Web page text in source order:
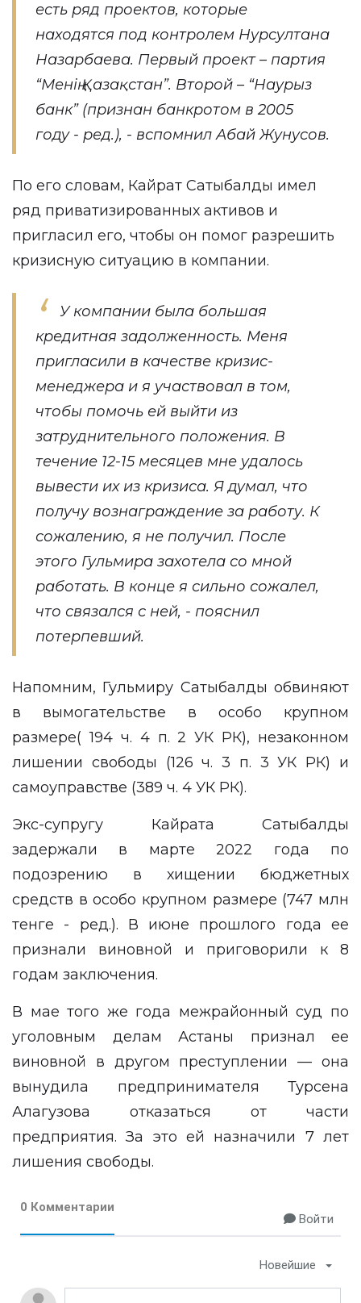
есть ряд проектов, которые
находятся под контролем Нурсултана
Назарбаева. Первый проект – партия
“Менің Қазақстан”. Второй – “Наурыз
банк” (признан банкротом в 2005
году - ред.), - вспомнил Абай Жунусов.
По его словам, Кайрат Сатыбалды имел
ряд приватизированных активов и
пригласил его, чтобы он помог разрешить
кризисную ситуацию в компании.
У компании была большая
кредитная задолженность. Меня
пригласили в качестве кризис-
менеджера и я участвовал в том,
чтобы помочь ей выйти из
затруднительного положения. В
течение 12-15 месяцев мне удалось
вывести их из кризиса. Я думал, что
получу вознаграждение за работу. К
сожалению, я не получил. После
этого Гульмира захотела со мной
работать. В конце я сильно сожалел,
что связался с ней, - пояснил
потерпевший.
Напомним, Гульмиру Сатыбалды обвиняют
в вымогательстве в особо крупном
размере( 194 ч. 4 п. 2 УК РК), незаконном
лишении свободы (126 ч. 3 п. 3 УК РК) и
самоуправстве (389 ч. 4 УК РК).
Экс-супругу Кайрата Сатыбалды
задержали в марте 2022 года по
подозрению в хищении бюджетных
средств в особо крупном размере (747 млн
тенге - ред.). В июне прошлого года ее
признали виновной и приговорили к 8
годам заключения.
В мае того же года межрайонный суд по
уголовным делам Астаны признал ее
виновной в другом преступлении — она
вынудила предпринимателя Турсена
Алагузова отказаться от части
предприятия. За это ей назначили 7 лет
лишения свободы.
0 Комментарии
Войти
Новейшие